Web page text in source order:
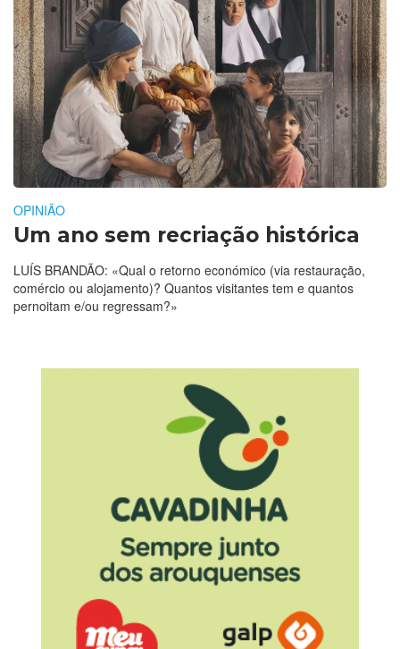
OPINIÃO
Um ano sem recriação histórica
LUÍS BRANDÃO: «Qual o retorno económico (via restauração,
comércio ou alojamento)? Quantos visitantes tem e quantos
pernoitam e/ou regressam?»